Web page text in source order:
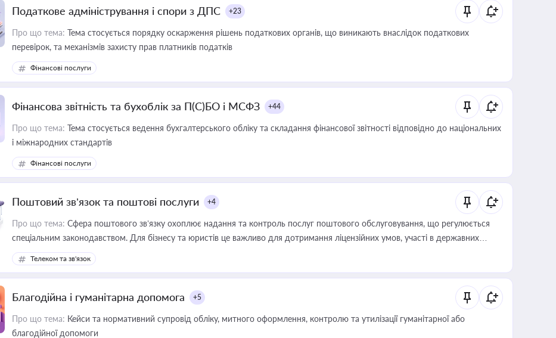
Податкове адміністрування і спори з ДПС +23
Про що тема: Тема стосується порядку оскарження рішень податкових органів, що виникають внаслідок податкових
перевірок, та механізмів захисту прав платників податків
Фінансові послуги
Фінансова звітність та бухоблік за П(С)БО і МСФЗ +44
Про що тема: Тема стосується ведення бухгалтерського обліку та складання фінансової звітності відповідно до національних
і міжнародних стандартів
Фінансові послуги
Поштовий зв’язок та поштові послуги +4
Про що тема: Сфера поштового зв’язку охоплює надання та контроль послуг поштового обслуговування, що регулюється
спеціальним законодавством. Для бізнесу та юристів це важливо для дотримання ліцензійних умов, участі в державних
реєстрах і забезпечення прав споживачів.
Телеком та зв'язок
Благодійна і гуманітарна допомога +5
Про що тема: Кейси та нормативний супровід обліку, митного оформлення, контролю та утилізації гуманітарної або
благодійної допомоги